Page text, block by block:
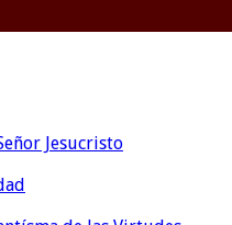
Jesucristo